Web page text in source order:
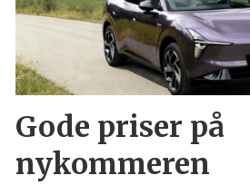
Gode priser på
nykommeren